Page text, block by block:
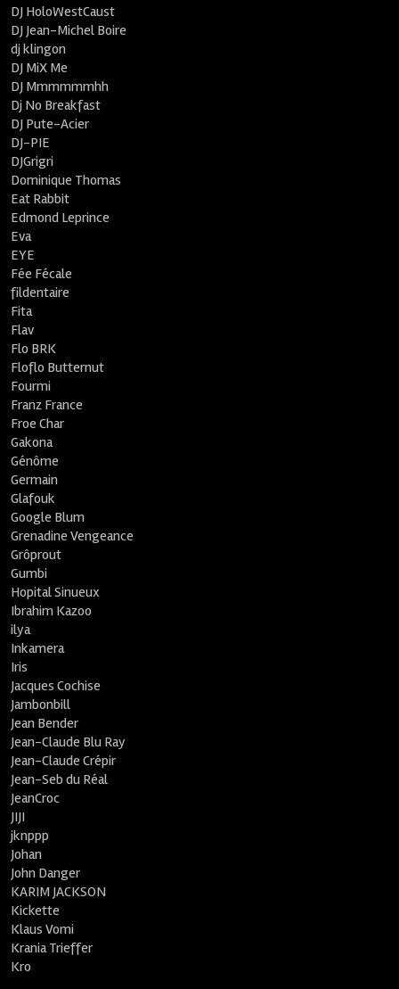
DJ HoloWestCaust
DJ Jean-Michel Boire
dj klingon
DJ MiX Me
DJ Mmmmmmhh
Dj No Breakfast
DJ Pute-Acier
DJ-PIE
DJGrigri
Dominique Thomas
Eat Rabbit
Edmond Leprince
Eva
EYE
Fée Fécale
fildentaire
Fita
Flav
Flo BRK
Floflo Butternut
Fourmi
Franz France
Froe Char
Gakona
Génôme
Germain
Glafouk
Google Blum
Grenadine Vengeance
Grôprout
Gumbi
Hopital Sinueux
Ibrahim Kazoo
ilya
Inkamera
Iris
Jacques Cochise
Jambonbill
Jean Bender
Jean-Claude Blu Ray
Jean-Claude Crépir
Jean-Seb du Réal
JeanCroc
JIJI
jknppp
Johan
John Danger
KARIM JACKSON
Kickette
Klaus Vomi
Krania Trieffer
Kro